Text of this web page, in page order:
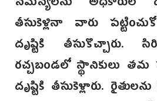
తీసుకెళ్లినా వారు
దృష్టికి తీసుకొచ్చారు.
రచ్చబండలో స్థానికులు
దృష్టికి తీసుకెళ్లారు.